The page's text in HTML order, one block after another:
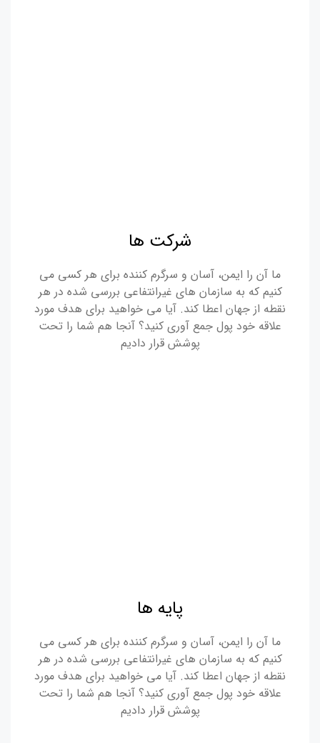
شرکت ها
ما آن را ایمن، آسان و سرگرم کننده برای هر کسی می
کنیم که به سازمان های غیرانتفاعی بررسی شده در هر
نقطه از جهان اعطا کند. آیا می خواهید برای هدف مورد
علاقه خود پول جمع آوری کنید؟ آنجا هم شما را تحت
پوشش قرار دادیم
پایه ها
ما آن را ایمن، آسان و سرگرم کننده برای هر کسی می
کنیم که به سازمان های غیرانتفاعی بررسی شده در هر
نقطه از جهان اعطا کند. آیا می خواهید برای هدف مورد
علاقه خود پول جمع آوری کنید؟ آنجا هم شما را تحت
پوشش قرار دادیم